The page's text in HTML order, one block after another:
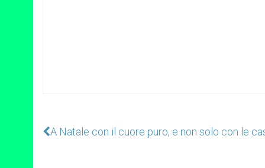
A Natale con il cuore puro, e non solo con le